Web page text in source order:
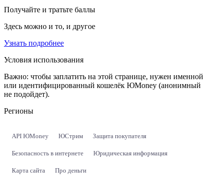
Получайте и тратьте баллы
Здесь можно и то, и другое
Узнать подробнее
Условия использования
Важно: чтобы заплатить на этой странице, нужен именной
или идентифицированный кошелёк ЮMoney (анонимный
не подойдет).
Регионы
API ЮMoney ЮСтрим Защита покупателя
Безопасность в интернете Юридическая информация
Карта сайта Про деньги